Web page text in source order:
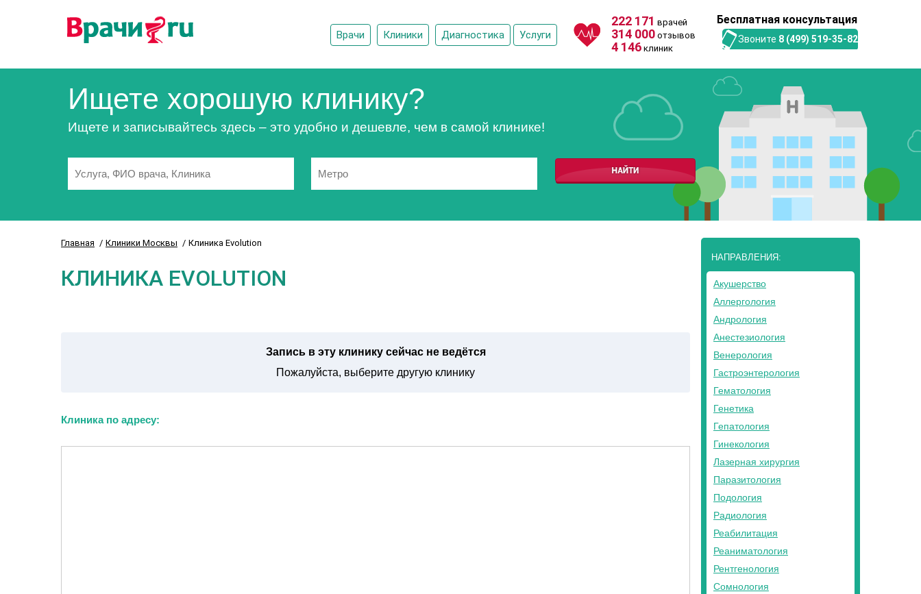
Врачи Клиники Диагностика Услуги
222 171 врачей
314 000 отзывов
4 146 клиник
Бесплатная консультация
Звоните 8 (499) 519-35-82
Ищете хорошую клинику?
Ищете и записывайтесь здесь – это удобно и дешевле, чем в самой клинике!
Главная Клиники Москвы Клиника Evolution
КЛИНИКА EVOLUTION
Запись в эту клинику сейчас не ведётся
Пожалуйста, выберите другую клинику
Клиника по адресу:
НАПРАВЛЕНИЯ:
Акушерство
Аллергология
Андрология
Анестезиология
Венерология
Гастроэнтерология
Гематология
Генетика
Гепатология
Гинекология
Лазерная хирургия
Паразитология
Подология
Радиология
Реабилитация
Реаниматология
Рентгенология
Сомнология